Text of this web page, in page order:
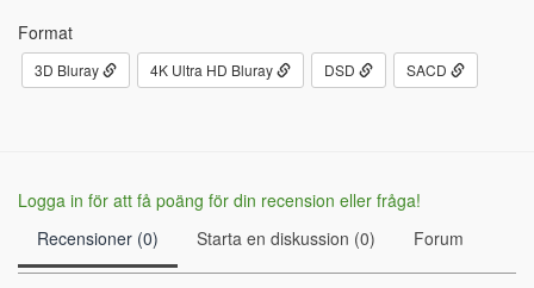
Format
3D Bluray 4K Ultra HD Bluray DSD SACD
Logga in för att få poäng för din recension eller fråga!
Recensioner (0)
Starta en diskussion (0) Forum